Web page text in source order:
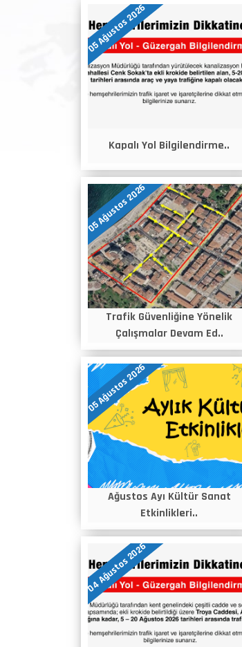
05 Ağustos 2026
Kapalı Yol Bilgilendirme..
05 Ağustos 2026
Trafik Güvenliğine Yönelik
Çalışmalar Devam Ed..
05 Ağustos 2026
Ağustos Ayı Kültür Sanat
Etkinlikleri..
04 Ağustos 2026